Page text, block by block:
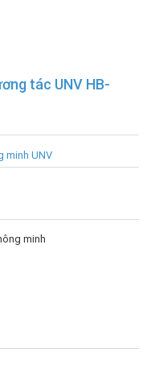
tác UNV HB-
minh UNV
minh